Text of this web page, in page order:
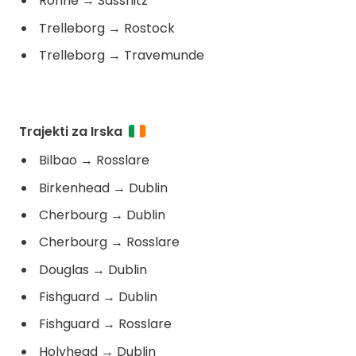
Trelleborg → Rostock
Trelleborg → Travemunde
Trajekti za Irska
Bilbao → Rosslare
Birkenhead → Dublin
Cherbourg → Dublin
Cherbourg → Rosslare
Douglas → Dublin
Fishguard → Dublin
Fishguard → Rosslare
Holyhead → Dublin